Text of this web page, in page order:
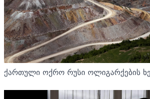
ქართული ოქრო რუსი ოლიგარქების